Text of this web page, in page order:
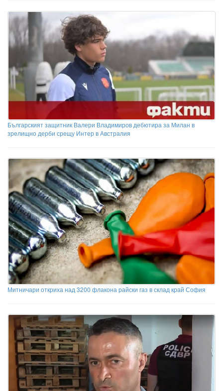
Българският защитник Валери Владимиров дебютира за Милан в
зрелищно дерби срещу Интер в Австралия
Митничари откриха над 3200 флакона райски газ в склад край София